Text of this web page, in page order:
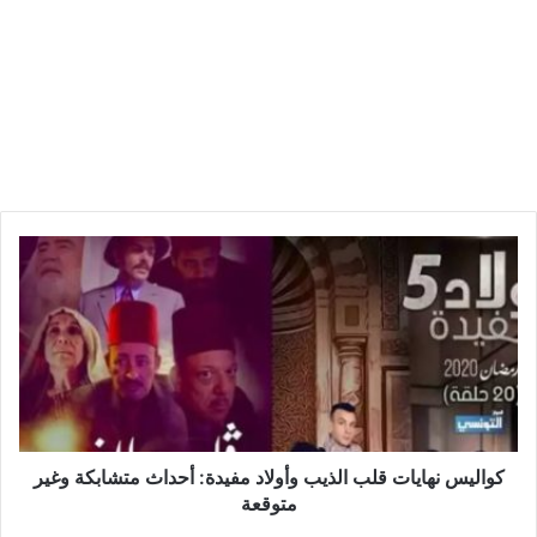
ا
ل
ي
س
ن
ا
كواليس نهايات قلب الذيب وأولاد مفيدة: أحداث متشابكة وغير
متوقعة